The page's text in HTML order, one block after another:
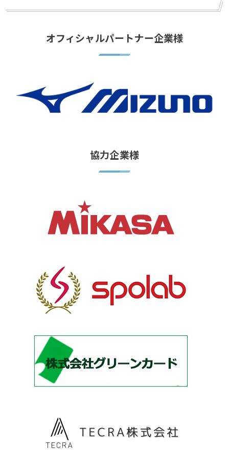
オフィシャルパートナー企業様
協力企業様